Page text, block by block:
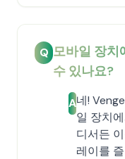
Q 모바일 장치
수 있나요?
A네!
일 장치
디서든
레이를